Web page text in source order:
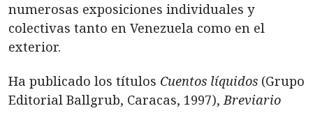
numerosas exposiciones individuales y
colectivas tanto en Venezuela como en el
exterior.
Ha publicado los títulos Cuentos líquidos (Grupo
Editorial Ballgrub, Caracas, 1997),Breviario